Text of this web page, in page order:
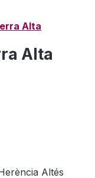
Alta
Alta